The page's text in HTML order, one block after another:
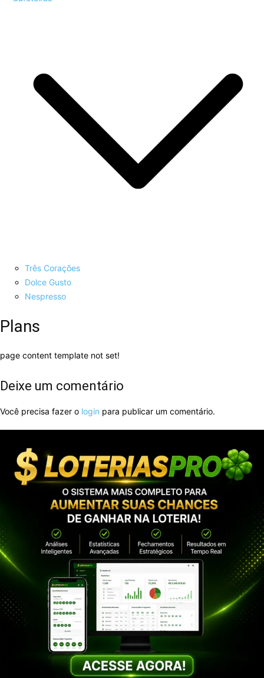
Três Corações
Dolce Gusto
Nespresso
Plans
page content template not set!
Deixe um comentário
Você precisa fazer o login para publicar um comentário.